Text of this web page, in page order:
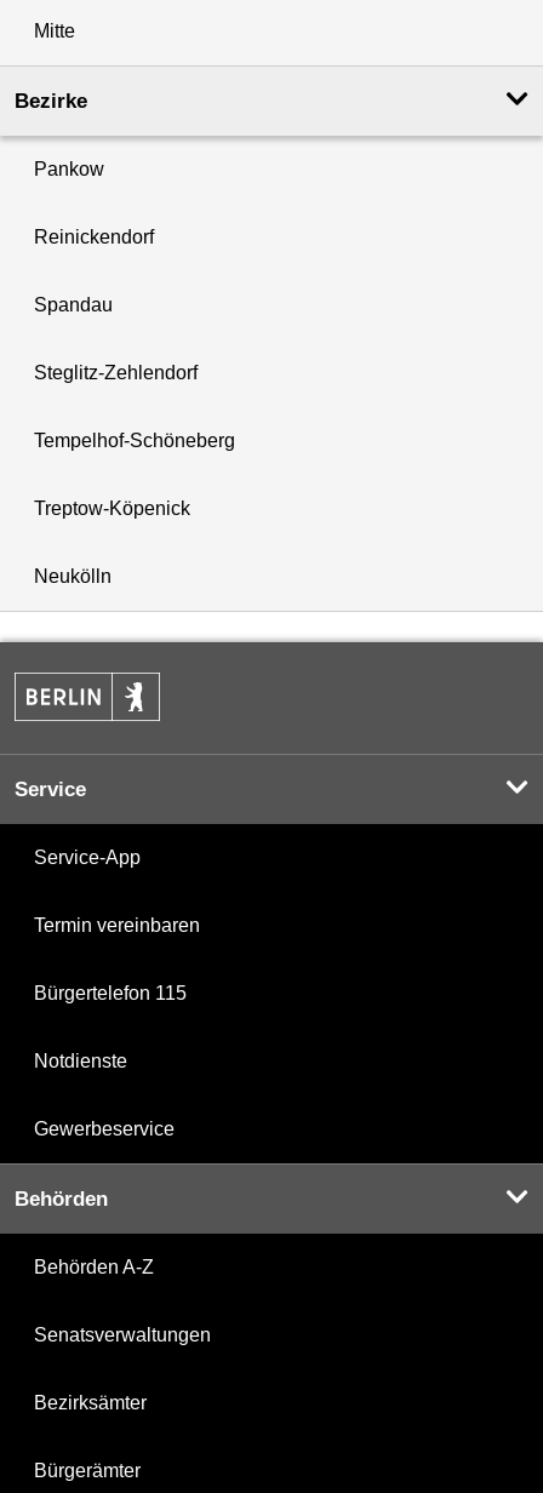
Mitte
Bezirke
Pankow
Reinickendorf
Spandau
Steglitz-Zehlendorf
Tempelhof-Schöneberg
Treptow-Köpenick
Neukölln
Service
Service-App
Termin vereinbaren
Bürgertelefon 115
Notdienste
Gewerbeservice
Behörden
Behörden A-Z
Senatsverwaltungen
Bezirksämter
Bürgerämter